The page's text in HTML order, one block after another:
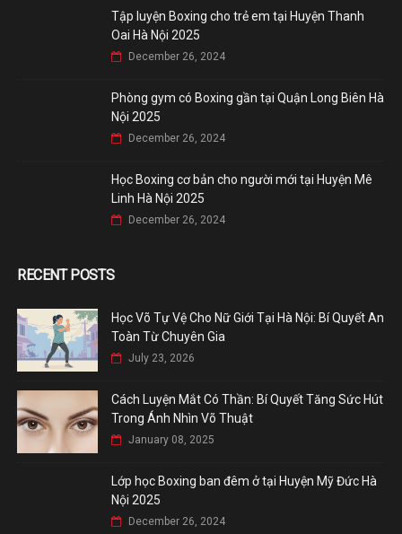
Tập luyện Boxing cho trẻ em tại Huyện Thanh
Oai Hà Nội 2025
December 26, 2024
Phòng gym có Boxing gần tại Quận Long Biên Hà
Nội 2025
December 26, 2024
Học Boxing cơ bản cho người mới tại Huyện Mê
Linh Hà Nội 2025
December 26, 2024
RECENT POSTS
Học Võ Tự Vệ Cho Nữ Giới Tại Hà Nội: Bí Quyết An
Toàn Từ Chuyên Gia
July 23, 2026
Cách Luyện Mắt Có Thần: Bí Quyết Tăng Sức Hút
Trong Ánh Nhìn Võ Thuật
January 08, 2025
Lớp học Boxing ban đêm ở tại Huyện Mỹ Đức Hà
Nội 2025
December 26, 2024